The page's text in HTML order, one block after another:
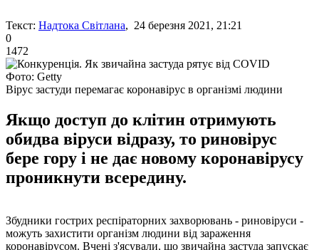
Текст: Надтока Світлана, 24 березня 2021, 21:21
0
1472
Фото: Getty
Вірус застуди перемагає коронавірус в організмі людини
Якщо доступ до клітин отримують
обидва віруси відразу, то риновірус
бере гору і не дає новому коронавірусу
проникнути всередину.
Збудники гострих респіраторних захворювань - риновіруси -
можуть захистити організм людини від зараження
коронавірусом. Вчені з'ясували, що звичайна застуда запускає